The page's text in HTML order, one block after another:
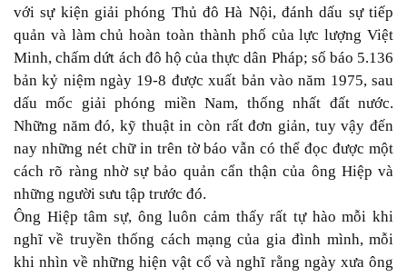
với sự kiện giải phóng Thủ đô Hà Nội, đánh dấu sự tiếp
quản và làm chủ hoàn toàn thành phố của lực lượng Việt
Minh, chấm dứt ách đô hộ của thực dân Pháp; số báo 5.136
bản kỷ niệm ngày 19-8 được xuất bản vào năm 1975, sau
dấu mốc giải phóng miền Nam, thống nhất đất nước.
Những năm đó, kỹ thuật in còn rất đơn giản, tuy vậy đến
nay những nét chữ in trên tờ báo vẫn có thể đọc được một
cách rõ ràng nhờ sự bảo quản cẩn thận của ông Hiệp và
những người sưu tập trước đó.
Ông Hiệp tâm sự, ông luôn cảm thấy rất tự hào mỗi khi
nghĩ về truyền thống cách mạng của gia đình mình, mỗi
khi nhìn về những hiện vật cổ và nghĩ rằng ngày xưa ông